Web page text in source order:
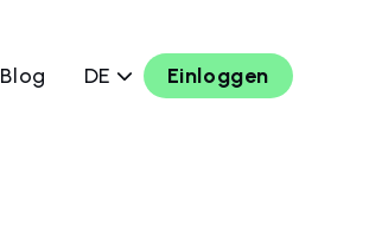
Blog DE Einloggen